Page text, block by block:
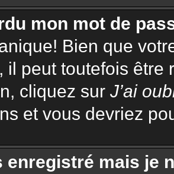
mon mot de
Bien que
il peut toutefois
cliquez sur J’ai
et vous devriez
enregistré mais je